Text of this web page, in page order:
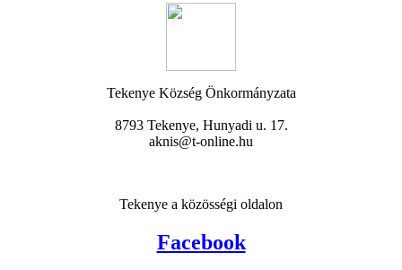
Tekenye Község Önkormányzata
8793 Tekenye, Hunyadi u. 17.
aknis@t-online.hu
Tekenye a közösségi oldalon
Facebook